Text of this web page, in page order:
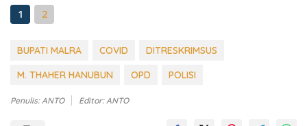
1
2
BUPATI MALRA COVID
DITRESKRIMSUS
M. THAHER HANUBUN
OPD POLISI
Penulis: ANTO Editor: ANTO